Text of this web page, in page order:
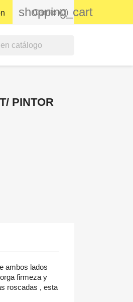
shopping_cart
Carrito (0)
PINTOR
ambos lados
firmeza y
roscadas , esta